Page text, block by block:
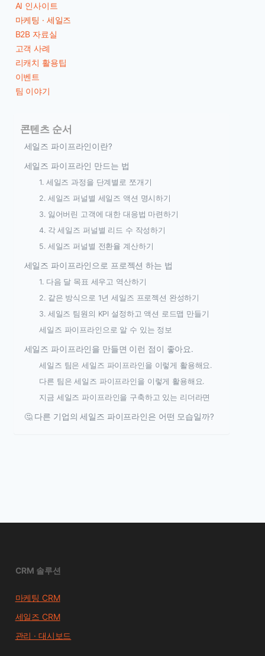
AI 인사이트
마케팅 · 세일즈
B2B 자료실
고객 사례
리캐치 활용팁
이벤트
팀 이야기
콘텐츠 순서
세일즈 파이프라인이란?
세일즈 파이프라인 만드는 법
1. 세일즈 과정을 단계별로 쪼개기
2. 세일즈 퍼널별 세일즈 액션 명시하기
3. 잃어버린 고객에 대한 대응법 마련하기
4. 각 세일즈 퍼널별 리드 수 작성하기
5. 세일즈 퍼널별 전환율 계산하기
세일즈 파이프라인으로 프로젝션 하는 법
1. 다음 달 목표 세우고 역산하기
2. 같은 방식으로 1년 세일즈 프로젝션 완성하기
3. 세일즈 팀원의 KPI 설정하고 액션 로드맵 만들기
세일즈 파이프라인으로 알 수 있는 정보
세일즈 파이프라인을 만들면 이런 점이 좋아요.
세일즈 팀은 세일즈 파이프라인을 이렇게 활용해요.
다른 팀은 세일즈 파이프라인을 이렇게 활용해요.
지금 세일즈 파이프라인을 구축하고 있는 리더라면
🤔 다른 기업의 세일즈 파이프라인은 어떤 모습일까?
CRM 솔루션
마케팅 CRM
세일즈 CRM
관리 · 대시보드